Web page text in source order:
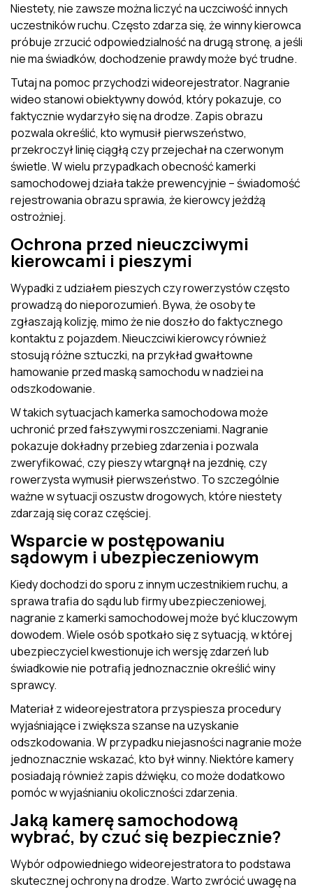
Niestety, nie zawsze można liczyć na uczciwość innych
uczestników ruchu. Często zdarza się, że winny kierowca
próbuje zrzucić odpowiedzialność na drugą stronę, a jeśli
nie ma świadków, dochodzenie prawdy może być trudne.
Tutaj na pomoc przychodzi wideorejestrator. Nagranie
wideo stanowi obiektywny dowód, który pokazuje, co
faktycznie wydarzyło się na drodze. Zapis obrazu
pozwala określić, kto wymusił pierwszeństwo,
przekroczył linię ciągłą czy przejechał na czerwonym
świetle. W wielu przypadkach obecność kamerki
samochodowej działa także prewencyjnie – świadomość
rejestrowania obrazu sprawia, że kierowcy jeżdżą
ostrożniej.
Ochrona przed nieuczciwymi
kierowcami i pieszymi
Wypadki z udziałem pieszych czy rowerzystów często
prowadzą do nieporozumień. Bywa, że osoby te
zgłaszają kolizję, mimo że nie doszło do faktycznego
kontaktu z pojazdem. Nieuczciwi kierowcy również
stosują różne sztuczki, na przykład gwałtowne
hamowanie przed maską samochodu w nadziei na
odszkodowanie.
W takich sytuacjach kamerka samochodowa może
uchronić przed fałszywymi roszczeniami. Nagranie
pokazuje dokładny przebieg zdarzenia i pozwala
zweryfikować, czy pieszy wtargnął na jezdnię, czy
rowerzysta wymusił pierwszeństwo. To szczególnie
ważne w sytuacji oszustw drogowych, które niestety
zdarzają się coraz częściej.
Wsparcie w postępowaniu
sądowym i ubezpieczeniowym
Kiedy dochodzi do sporu z innym uczestnikiem ruchu, a
sprawa trafia do sądu lub firmy ubezpieczeniowej,
nagranie z kamerki samochodowej może być kluczowym
dowodem. Wiele osób spotkało się z sytuacją, w której
ubezpieczyciel kwestionuje ich wersję zdarzeń lub
świadkowie nie potrafią jednoznacznie określić winy
sprawcy.
Materiał z wideorejestratora przyspiesza procedury
wyjaśniające i zwiększa szanse na uzyskanie
odszkodowania. W przypadku niejasności nagranie może
jednoznacznie wskazać, kto był winny. Niektóre kamery
posiadają również zapis dźwięku, co może dodatkowo
pomóc w wyjaśnianiu okoliczności zdarzenia.
Jaką kamerę samochodową
wybrać, by czuć się bezpiecznie?
Wybór odpowiedniego wideorejestratora to podstawa
skutecznej ochrony na drodze. Warto zwrócić uwagę na